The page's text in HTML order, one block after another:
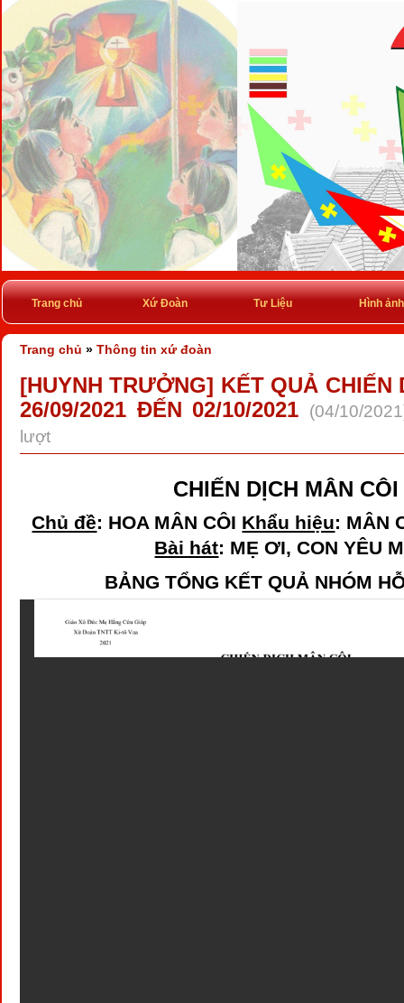
Trang chủ Xứ Đoàn Tư Liệu Hình ảnh
Trang chủ » Thông tin xứ đoàn
[HUYNH TRƯỞNG] KẾT QUẢ CHIẾN
26/09/2021 ĐẾN 02/10/2021
(04/10/
lượt
CHIẾN DỊCH MÂN CÔI
Chủ đề: HOA MÂN CÔI Khẩu hiệu: MÂN
Bài hát: MẸ ƠI, CON YÊU
BẢNG TỔNG KẾT QUẢ NHÓM